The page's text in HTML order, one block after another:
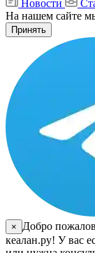
Новости
На нашем сайте
Принять
×
Добро
кеалан.ру! У вас